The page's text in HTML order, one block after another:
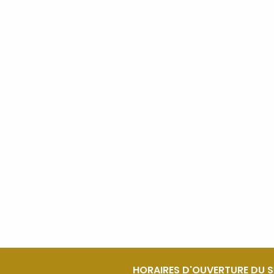
HORAIRES D'OUVERTURE DU